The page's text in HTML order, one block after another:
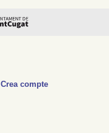
Crea compte